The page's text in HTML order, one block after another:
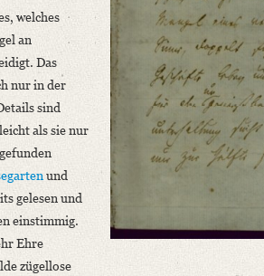
welches
an
Das
nur in der
sind
als sie nur
und
gelesen und
einstimmig.
Ehre
zügellose